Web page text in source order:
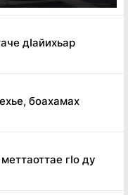
дӏайихьар
боахамах
гӏо ду